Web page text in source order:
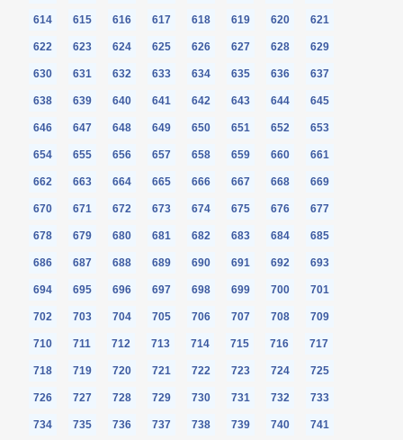
614 615 616 617 618 619 620 621
622 623 624 625 626 627 628 629
630 631 632 633 634 635 636 637
638 639 640 641 642 643 644 645
646 647 648 649 650 651 652 653
654 655 656 657 658 659 660 661
662 663 664 665 666 667 668 669
670 671 672 673 674 675 676 677
678 679 680 681 682 683 684 685
686 687 688 689 690 691 692 693
694 695 696 697 698 699 700 701
702 703 704 705 706 707 708 709
710 711 712 713 714 715 716 717
718 719 720 721 722 723 724 725
726 727 728 729 730 731 732 733
734 735 736 737 738 739 740 741